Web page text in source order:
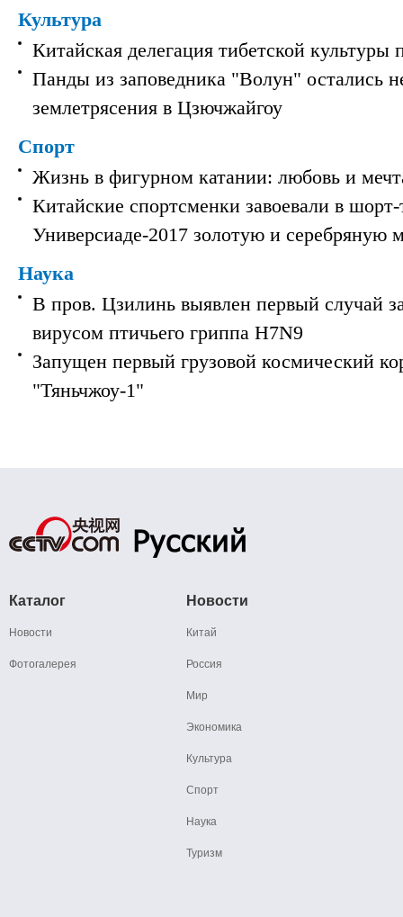
Культура
Китайская делегация тибетской культуры
Панды из заповедника "Волун" остались
землетрясения в Цзючжайгоу
Спорт
Жизнь в фигурном катании: любовь и
Китайские спортсменки завоевали в шорт-
Универсиаде-2017 золотую и серебряную
Наука
В пров. Цзилинь выявлен первый случай
вирусом птичьего гриппа H7N9
Запущен первый грузовой космический
"Тяньчжоу-1"
Каталог
Новости
Фотогалерея
Новости
Китай
Россия
Мир
Экономика
Культура
Спорт
Наука
Туризм